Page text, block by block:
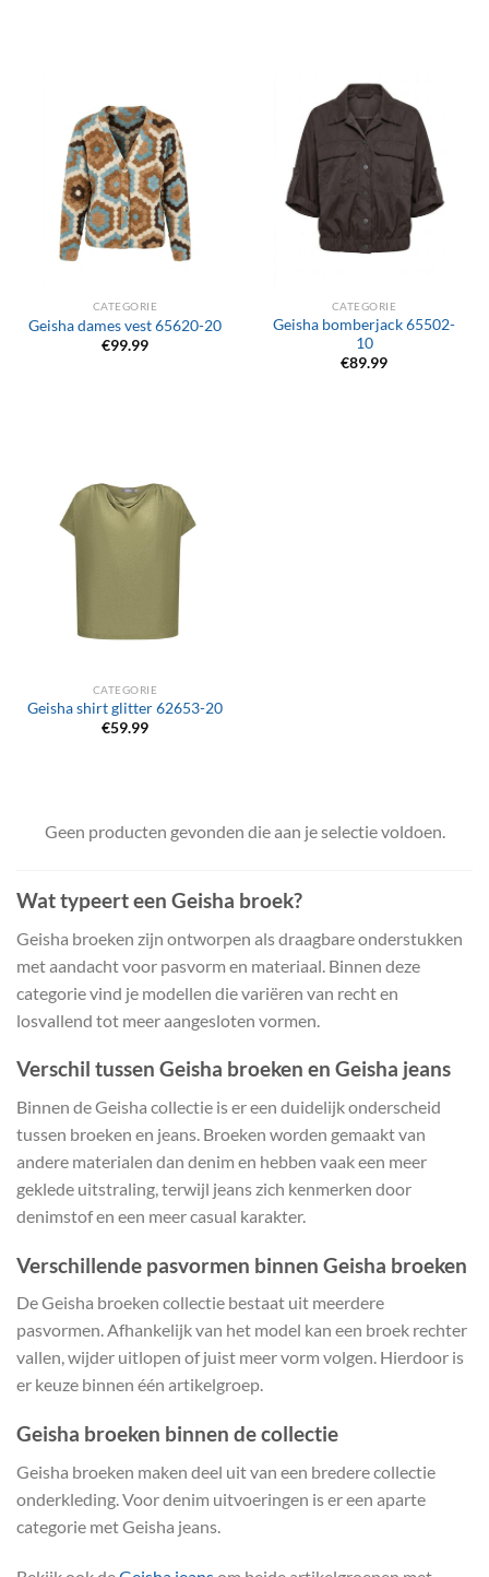
CATEGORIE
Geisha dames vest 65620-20
€99.99
CATEGORIE
Geisha bomberjack 65502-
10
€89.99
CATEGORIE
Geisha shirt glitter 62653-20
€59.99
Geen producten gevonden die aan je selectie voldoen.
Wat typeert een Geisha broek?
Geisha broeken zijn ontworpen als draagbare onderstukken
met aandacht voor pasvorm en materiaal. Binnen deze
categorie vind je modellen die variëren van recht en
losvallend tot meer aangesloten vormen.
Verschil tussen Geisha broeken en Geisha jeans
Binnen de Geisha collectie is er een duidelijk onderscheid
tussen broeken en jeans. Broeken worden gemaakt van
andere materialen dan denim en hebben vaak een meer
geklede uitstraling, terwijl jeans zich kenmerken door
denimstof en een meer casual karakter.
Verschillende pasvormen binnen Geisha broeken
De Geisha broeken collectie bestaat uit meerdere
pasvormen. Afhankelijk van het model kan een broek rechter
vallen, wijder uitlopen of juist meer vorm volgen. Hierdoor is
er keuze binnen één artikelgroep.
Geisha broeken binnen de collectie
Geisha broeken maken deel uit van een bredere collectie
onderkleding. Voor denim uitvoeringen is er een aparte
categorie met Geisha jeans.